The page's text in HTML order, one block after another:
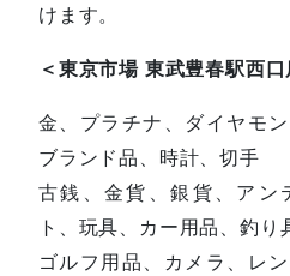
けます。
＜東京市場 東武豊春駅西
金、プラチナ、ダイヤモ
ブランド品、時計、切手
古銭、金貨、銀貨、アン
ト、玩具、カー用品、釣り
ゴルフ用品、カメラ、レ